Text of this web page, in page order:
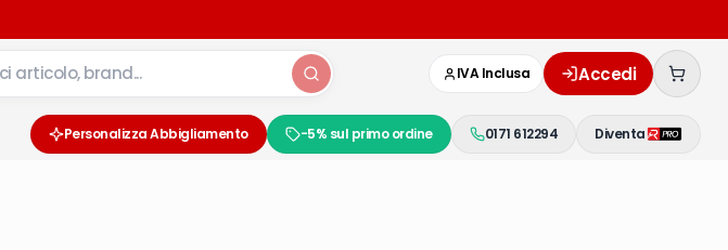
IVA Inclusa Accedi
Personalizza Abbigliamento -5% sul primo ordine 0171 612294 Diventa